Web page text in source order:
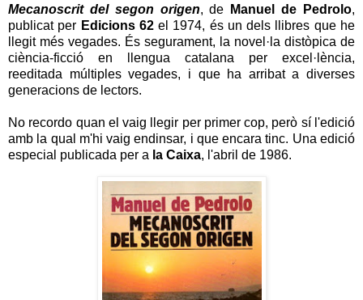
Mecanoscrit del segon origen, de Manuel de Pedrolo,
publicat per Edicions 62el 1974, és un dels llibres que he
llegit més vegades. És segurament, la novel·la distòpica de
ciència-ficció en llengua catalana per excel·lència,
reeditada múltiples vegades, i que ha arribat a diverses
generacions de lectors.
No recordo quan el vaig llegir per primer cop, però sí l'edició
amb la qual m'hi vaig endinsar, i que encara tinc. Una edició
especial publicada per a la Caixa, l'abril de 1986.